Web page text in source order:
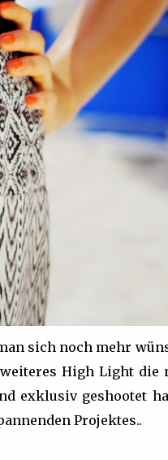
sich noch mehr
High Light die
exklusiv geshootet
Projektes..